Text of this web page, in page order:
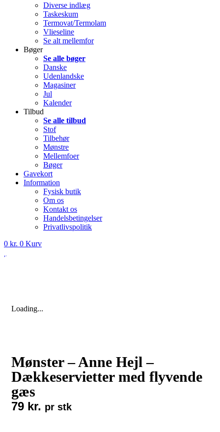
Diverse indlæg
Taskeskum
Termovat/Termolam
Vlieseline
Se alt mellemfor
Bøger
Se alle bøger
Danske
Udenlandske
Magasiner
Jul
Kalender
Tilbud
Se alle tilbud
Stof
Tilbehør
Mønstre
Mellemfoer
Bøger
Gavekort
Information
Fysisk butik
Om os
Kontakt os
Handelsbetingelser
Privatlivspolitik
0 kr. 0 Kurv
Loading...
Mønster – Anne Hejl –
Dækkeservietter med flyvende
gæs
79 kr. pr stk